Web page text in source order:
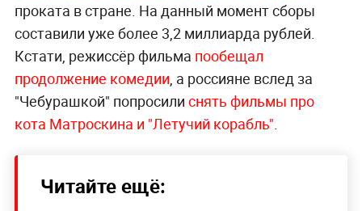
проката в стране. На данный момент сборы
составили уже более 3,2 миллиарда рублей.
Кстати, режиссёр фильма пообещал
продолжение комедии, а россияне вслед за
"Чебурашкой" попросили снять фильмы про
кота Матроскина и "Летучий корабль".
Читайте ещё: